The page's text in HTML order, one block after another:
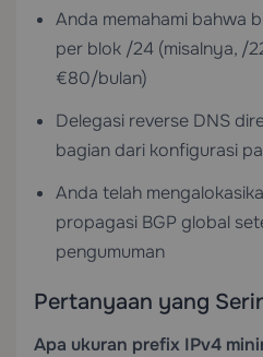
Anda memahami bahwa
per blok /24 (misalnya, /
€80/bulan)
Delegasi reverse DNS
bagian dari konfigurasi
Anda telah
propagasi BGP global
pengumuman
Pertanyaan yang
Apa ukuran prefix IPv4